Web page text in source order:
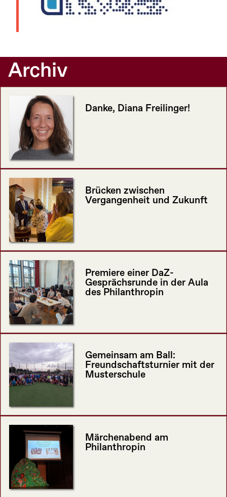
Archiv
Danke, Diana Freilinger!
Brücken zwischen
Vergangenheit und Zukunft
Premiere einer DaZ-
Gesprächsrunde in der Aula
des Philanthropin
Gemeinsam am Ball:
Freundschaftsturnier mit der
Musterschule
Märchenabend am
Philanthropin